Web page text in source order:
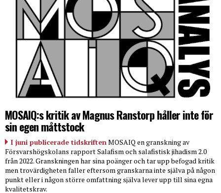
MOSAIQ:s kritik av Magnus Ranstorp håller inte för
sin egen måttstock
I juni publicerade tidskriftenMOSAIQ en granskning av
Försvarshögskolans rapport Salafism och salafistisk jihadism 2.0
från 2022. Granskningen har sina poänger och tar upp befogad kritik
men trovärdigheten faller eftersom granskarna inte själva på någon
punkt eller i någon större omfattning själva lever upp till sina egna
kvalitetskrav.